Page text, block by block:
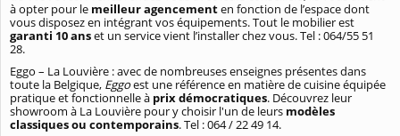
à opter pour le meilleur agencementen fonction de l’espace dont
vous disposez en intégrant vos équipements. Tout le mobilier est
garanti 10 anset un service vient l’installer chez vous. Tel : 064/55 51
28.
Eggo – La Louvière : avec de nombreuses enseignes présentes dans
toute la Belgique, Eggoest une référence en matière de cuisine équipée
pratique et fonctionnelle à prix démocratiques. Découvrez leur
showroom à La Louvière pour y choisir l'un de leurs modèles
classiques ou contemporains. Tel : 064 / 22 49 14.